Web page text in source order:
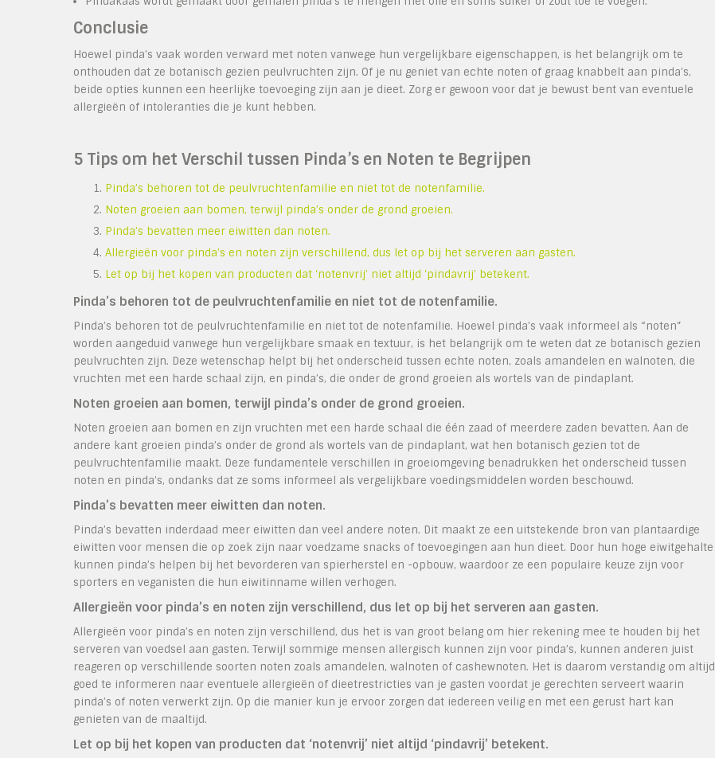
Conclusie
Hoewel pinda’s vaak worden verward met noten vanwege hun vergelijkbare eigenschappen, is het belangrijk om te
onthouden dat ze botanisch gezien peulvruchten zijn. Of je nu geniet van echte noten of graag knabbelt aan pinda’s,
beide opties kunnen een heerlijke toevoeging zijn aan je dieet. Zorg er gewoon voor dat je bewust bent van eventuele
allergieën of intoleranties die je kunt hebben.
5 Tips om het Verschil tussen Pinda’s en Noten te Begrijpen
Pinda’s behoren tot de peulvruchtenfamilie en niet tot de notenfamilie.
Noten groeien aan bomen, terwijl pinda’s onder de grond groeien.
Pinda’s bevatten meer eiwitten dan noten.
Allergieën voor pinda’s en noten zijn verschillend, dus let op bij het serveren aan gasten.
Let op bij het kopen van producten dat ‘notenvrij’ niet altijd ‘pindavrij’ betekent.
Pinda’s behoren tot de peulvruchtenfamilie en niet tot de notenfamilie.
Pinda’s behoren tot de peulvruchtenfamilie en niet tot de notenfamilie. Hoewel pinda’s vaak informeel als “noten”
worden aangeduid vanwege hun vergelijkbare smaak en textuur, is het belangrijk om te weten dat ze botanisch gezien
peulvruchten zijn. Deze wetenschap helpt bij het onderscheid tussen echte noten, zoals amandelen en walnoten, die
vruchten met een harde schaal zijn, en pinda’s, die onder de grond groeien als wortels van de pindaplant.
Noten groeien aan bomen, terwijl pinda’s onder de grond groeien.
Noten groeien aan bomen en zijn vruchten met een harde schaal die één zaad of meerdere zaden bevatten. Aan de
andere kant groeien pinda’s onder de grond als wortels van de pindaplant, wat hen botanisch gezien tot de
peulvruchtenfamilie maakt. Deze fundamentele verschillen in groeiomgeving benadrukken het onderscheid tussen
noten en pinda’s, ondanks dat ze soms informeel als vergelijkbare voedingsmiddelen worden beschouwd.
Pinda’s bevatten meer eiwitten dan noten.
Pinda’s bevatten inderdaad meer eiwitten dan veel andere noten. Dit maakt ze een uitstekende bron van plantaardige
eiwitten voor mensen die op zoek zijn naar voedzame snacks of toevoegingen aan hun dieet. Door hun hoge eiwitgehalte
kunnen pinda’s helpen bij het bevorderen van spierherstel en -opbouw, waardoor ze een populaire keuze zijn voor
sporters en veganisten die hun eiwitinname willen verhogen.
Allergieën voor pinda’s en noten zijn verschillend, dus let op bij het serveren aan gasten.
Allergieën voor pinda’s en noten zijn verschillend, dus het is van groot belang om hier rekening mee te houden bij het
serveren van voedsel aan gasten. Terwijl sommige mensen allergisch kunnen zijn voor pinda’s, kunnen anderen juist
reageren op verschillende soorten noten zoals amandelen, walnoten of cashewnoten. Het is daarom verstandig om altijd
goed te informeren naar eventuele allergieën of dieetrestricties van je gasten voordat je gerechten serveert waarin
pinda’s of noten verwerkt zijn. Op die manier kun je ervoor zorgen dat iedereen veilig en met een gerust hart kan
genieten van de maaltijd.
Let op bij het kopen van producten dat ‘notenvrij’ niet altijd ‘pindavrij’ betekent.